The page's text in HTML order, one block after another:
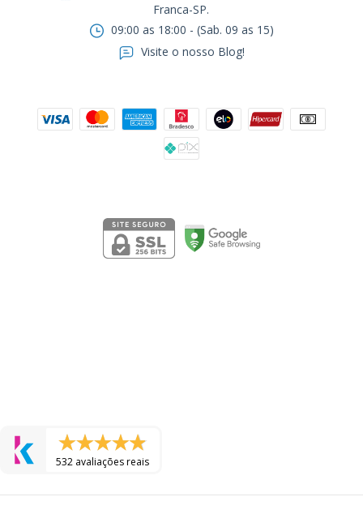
Franca-SP.ㅤㅤㅤㅤㅤㅤㅤㅤㅤㅤㅤ
09:00 as 18:00 - (Sab. 09 as 15)
Visite o nosso Blog!
532 avaliações reais